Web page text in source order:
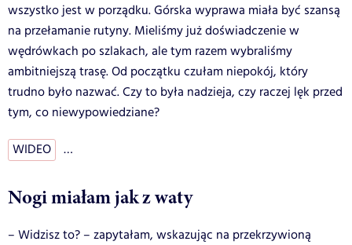
wszystko jest w porządku. Górska wyprawa miała być szansą
na przełamanie rutyny. Mieliśmy już doświadczenie w
wędrówkach po szlakach, ale tym razem wybraliśmy
ambitniejszą trasę. Od początku czułam niepokój, który
trudno było nazwać. Czy to była nadzieja, czy raczej lęk przed
tym, co niewypowiedziane?
WIDEO …
Nogi miałam jak z waty
– Widzisz to? – zapytałam, wskazując na przekrzywioną